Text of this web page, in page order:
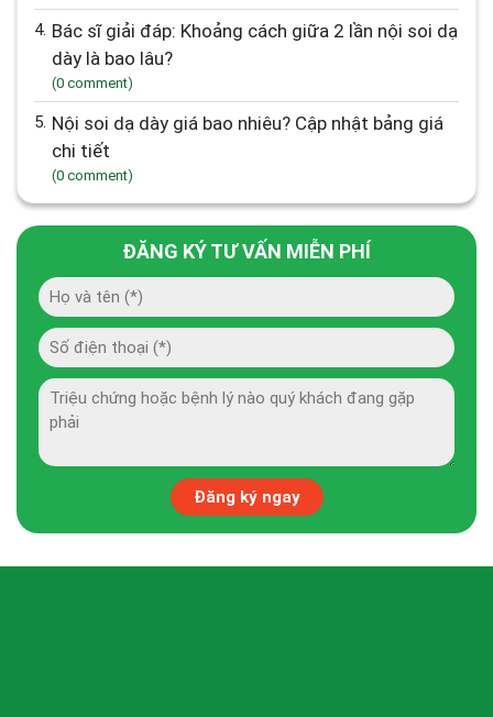
4. Bác sĩ giải đáp: Khoảng cách giữa 2 lần nội soi dạ
dày là bao lâu?
(0 comment)
5. Nội soi dạ dày giá bao nhiêu? Cập nhật bảng giá
chi tiết
(0 comment)
ĐĂNG KÝ TƯ VẤN MIỄN PHÍ